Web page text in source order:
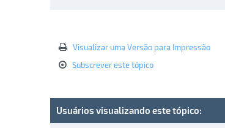
Visualizar uma Versão para Impressão
Subscrever este tópico
Usuários visualizando este tópico: